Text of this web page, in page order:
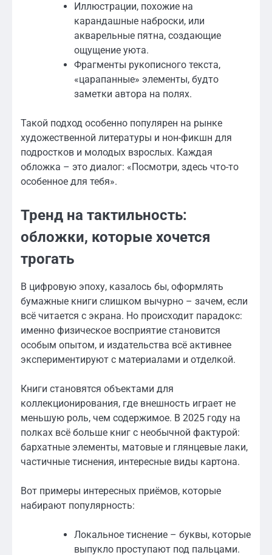
Иллюстрации, похожие на
карандашные наброски, или
акварельные пятна, создающие
ощущение уюта.
Фрагменты рукописного текста,
«царапанные» элементы, будто
заметки автора на полях.
Такой подход особенно популярен на рынке
художественной литературы и нон-фикшн для
подростков и молодых взрослых. Каждая
обложка – это диалог: «Посмотри, здесь что-то
особенное для тебя».
Тренд на тактильность:
обложки, которые хочется
трогать
В цифровую эпоху, казалось бы, оформлять
бумажные книги слишком вычурно – зачем, если
всё читается с экрана. Но происходит парадокс:
именно физическое восприятие становится
особым опытом, и издательства всё активнее
экспериментируют с материалами и отделкой.
Книги становятся объектами для
коллекционирования, где внешность играет не
меньшую роль, чем содержимое. В 2025 году на
полках всё больше книг с необычной фактурой:
бархатные элементы, матовые и глянцевые лаки,
частичные тиснения, интересные виды картона.
Вот примеры интересных приёмов, которые
набирают популярность:
Локальное тиснение – буквы, которые
выпукло проступают под пальцами.